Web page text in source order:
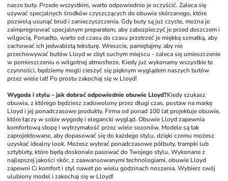
nasze buty. Przede wszystkim, warto odpowiednio je oczyścić. Zaleca się
używać specjalnych środków czyszczących do obuwia skórzanego, które
pozwolą usunąć brud i zanieczyszczenia. Gdy buty są już czyste, można je
zaimpregnować specjalnym preparatem, aby zabezpieczyć je przed deszczem i
wilgocią. Ponadto, warto od czasu do czasu przetrzeć je miękką szmatką, aby
zachować ich jedwabistą teksturę. Wreszcie, pamiętajmy, aby nie
przechowywać butów Lloyd w zbyt suchym miejscu - zaleca się umieszczenie
w pomieszczeniu o wilgotnej atmosferze. Kiedy już wykonamy wszystkie te
czynności, będziemy mogli cieszyć się pięknym wyglądem naszych butów
przez wiele lat! Po prostu zakochaj się w Lloyd!
Wygoda i stylu – jak dobrać odpowiednie obuwie Lloyd?Kiedy szukasz
obuwia, z którego będziesz zadowolony przez długi czas, postaw na markę
Lloyd i jej ponadczasowe produkty. Firma od ponad 100 lat projektuje obuwie,
które łączy w sobie wygodę i elegancki wygląd. Obuwie Lloyd zapewnia
komfortową stopę i wytrzymałość przez wiele sezonów. Modele są tak
zaprojektowane, aby dopasować się do każdego stylu, dzięki czemu możesz
uzyskać idealny look. Możesz wybrać ponadczasowe półbuty, trampki lub
sztyblety, które będą doskonale pasować do Twojego stylu. Wykonane z
najlepszej jakości skór, z zaawansowanymi technologiami, obuwie Lloyd
zapewni Ci komfort i styl nawet po wielu godzinach noszenia. Wybierz swój
ulubiony model i zakochaj się w Lloyd!